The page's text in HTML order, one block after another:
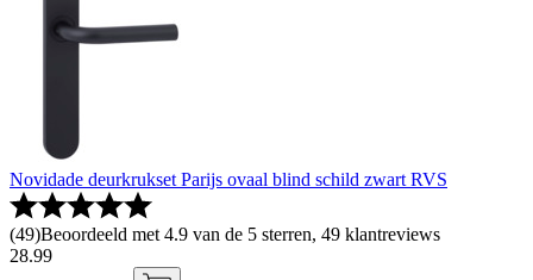
Novidade deurkrukset Parijs ovaal blind schild zwart RVS
(49)Beoordeeld met 4.9 van de 5 sterren, 49 klantreviews
28.99